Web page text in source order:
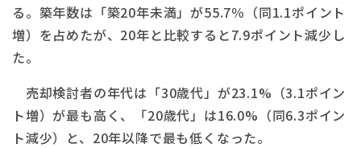
る。築年数は「築20年未満」が55.7％（同1.1ポイント
増）を占めたが、20年と比較すると7.9ポイント減少し
た。
売却検討者の年代は「30歳代」が23.1%（3.1ポイン
ト増）が最も高く、「20歳代」は16.0%（同6.3ポイン
ト減少）と、20年以降で最も低くなった。